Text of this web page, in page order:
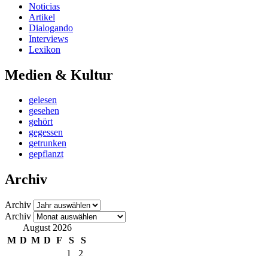
Noticias
Artikel
Dialogando
Interviews
Lexikon
Medien & Kultur
gelesen
gesehen
gehört
gegessen
getrunken
gepflanzt
Archiv
Archiv
Archiv
August 2026
M D M D F S
S
1
2